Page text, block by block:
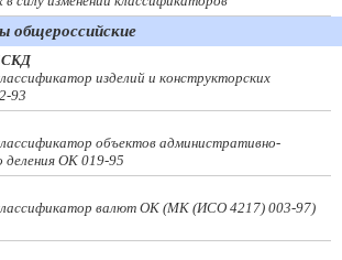
общероссийские
изделий и конструкторских
93
объектов административно-
деления ОК 019-95
валют ОК (МК (ИСО 4217) 003-97)